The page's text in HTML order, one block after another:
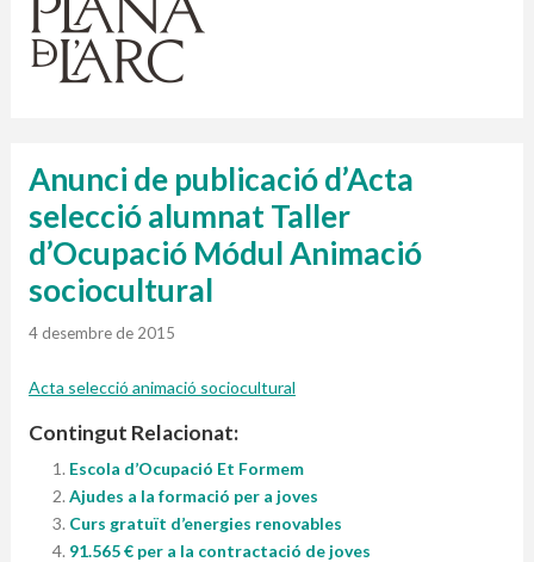
Anunci de publicació d’Acta
selecció alumnat Taller
d’Ocupació Módul Animació
sociocultural
4 desembre de 2015
Acta selecció animació sociocultural
Contingut Relacionat:
Escola d’Ocupació Et Formem
Ajudes a la formació per a joves
Curs gratuït d’energies renovables
91.565 € per a la contractació de joves